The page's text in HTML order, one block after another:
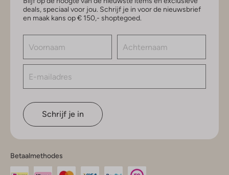
deals, speciaal voor jou. Schrijf je in voor de nieuwsbrief
en maak kans op € 150,- shoptegoed.
Schrijf je in
Betaalmethodes